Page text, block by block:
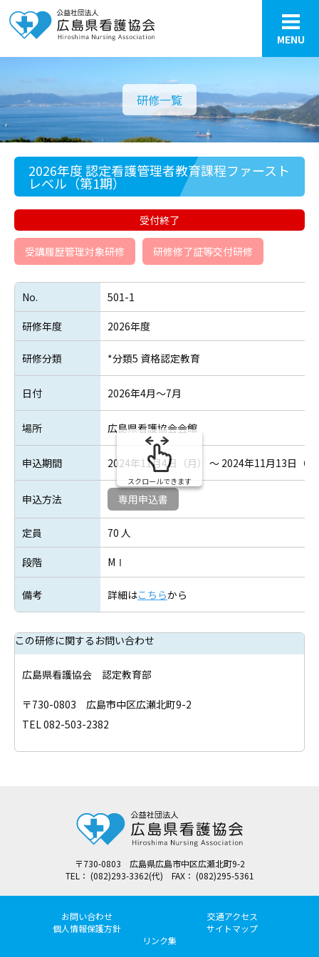
MENU
研修一覧
2026年度 認定看護管理者教育課程ファースト
レベル（第1期）
受付終了
受講履歴管理対象研修 研修修了証等交付研修
No. 501-1
研修年度 2026年度
研修分類 *分類5 資格認定教育
日付 2026年4月～7月
場所 広島県看護協会会館
申込期間 2024年11月4日（月） ～ 2024年11月13日（
申込方法 専用申込書
定員 70 人
段階 MⅠ
備考 詳細はこちらから
スクロールできます
この研修に関するお問い合わせ
広島県看護協会 認定教育部
〒730-0803 広島市中区広瀬北町9-2
TEL 082-503-2382
〒730-0803 広島県広島市中区広瀬北町9-2
TEL： (082)293-3362(代) FAX： (082)295-5361
お問い合わせ
交通アクセス
個人情報保護方針
サイトマップ
リンク集